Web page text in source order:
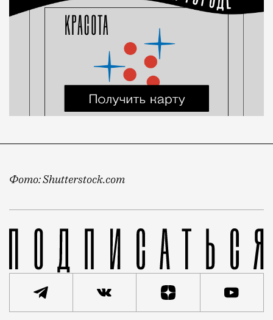
Фото: Shutterstock.com
Кто-то предпочитает колесить между Москвой и